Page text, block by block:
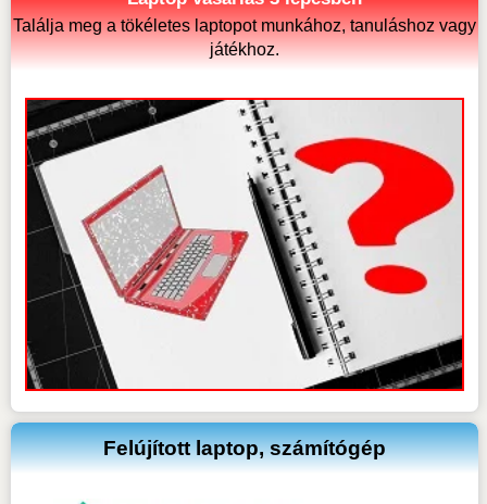
Találja meg a tökéletes laptopot munkához, tanuláshoz vagy
játékhoz.
Felújított laptop, számítógép